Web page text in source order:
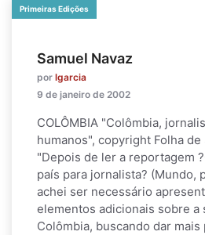
Primeiras Edições
Samuel Navaz
por lgarcia
9 de janeiro de 2002
COLÔMBIA "Colômbia,
humanos", copyright Folha de
"Depois de ler a reportagem
país para jornalista? (Mundo,
achei ser necessário
elementos adicionais sobre a
Colômbia, buscando dar